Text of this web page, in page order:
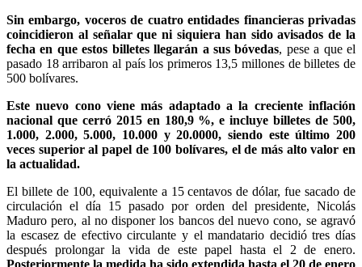
Sin embargo, voceros de cuatro entidades financieras privadas
coincidieron al señalar que ni siquiera han sido avisados de la
fecha en que estos billetes llegarán a sus bóvedas, pese a que el
pasado 18 arribaron al país los primeros 13,5 millones de billetes de
500 bolívares.
Este nuevo cono viene más adaptado a la creciente inflación
nacional que cerró 2015 en 180,9 %, e incluye billetes de 500,
1.000, 2.000, 5.000, 10.000 y 20.0000, siendo este último 200
veces superior al papel de 100 bolívares, el de más alto valor en
la actualidad.
El billete de 100, equivalente a 15 centavos de dólar, fue sacado de
circulación el día 15 pasado por orden del presidente, Nicolás
Maduro pero, al no disponer los bancos del nuevo cono, se agravó
la escasez de efectivo circulante y el mandatario decidió tres días
después prolongar la vida de este papel hasta el 2 de enero.
Posteriormente la medida ha sido extendida hasta el 20 de enero